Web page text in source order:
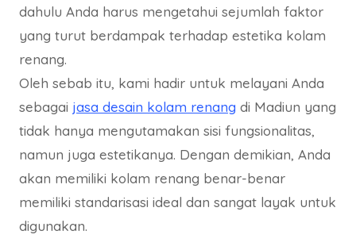
dahulu Anda harus mengetahui sejumlah faktor
yang turut berdampak terhadap estetika kolam
renang.
Oleh sebab itu, kami hadir untuk melayani Anda
sebagai jasa desain kolam renang di Madiun yang
tidak hanya mengutamakan sisi fungsionalitas,
namun juga estetikanya. Dengan demikian, Anda
akan memiliki kolam renang benar-benar
memiliki standarisasi ideal dan sangat layak untuk
digunakan.